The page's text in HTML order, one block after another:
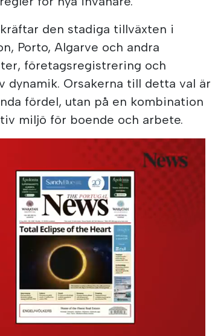
den stadiga tillväxten i
Porto, Algarve och andra
företagsregistrering och
Orsakerna till detta val är
fördel, utan på en kombination
miljö för boende och arbete.